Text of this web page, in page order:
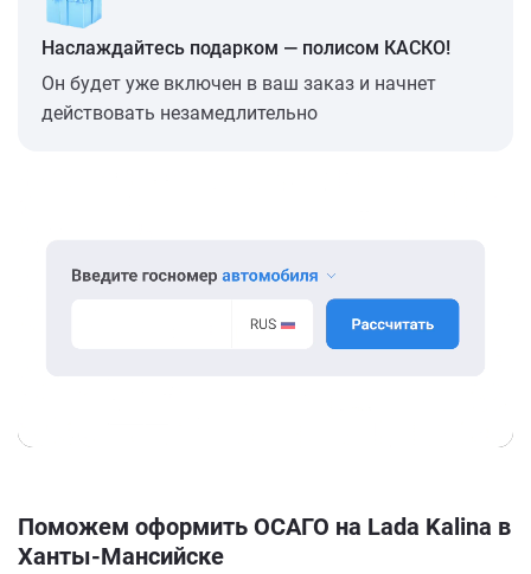
Наслаждайтесь подарком — полисом КАСКО!
Он будет уже включен в ваш заказ и начнет
действовать незамедлительно
Поможем оформить ОСАГО на Lada Kalina в
Ханты-Мансийске